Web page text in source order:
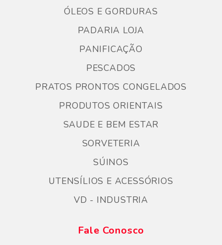
ÓLEOS E GORDURAS
PADARIA LOJA
PANIFICAÇÃO
PESCADOS
PRATOS PRONTOS CONGELADOS
PRODUTOS ORIENTAIS
SAUDE E BEM ESTAR
SORVETERIA
SÚINOS
UTENSÍLIOS E ACESSÓRIOS
VD - INDUSTRIA
Fale Conosco